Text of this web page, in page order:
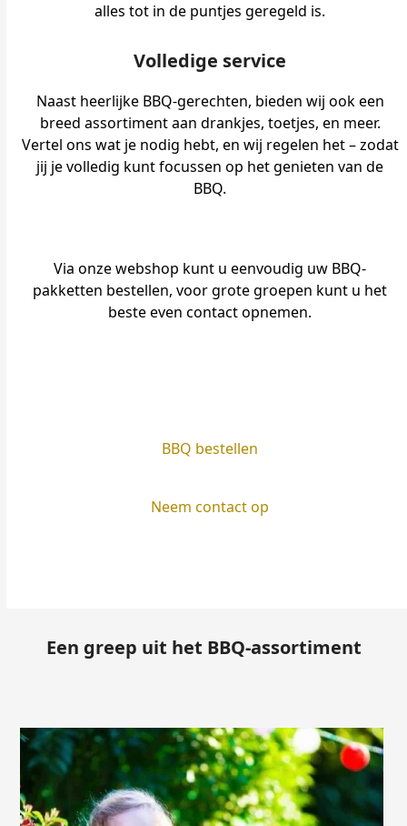
alles tot in de puntjes geregeld is.
Volledige service
Naast heerlijke BBQ-gerechten, bieden wij ook een
breed assortiment aan drankjes, toetjes, en meer.
Vertel ons wat je nodig hebt, en wij regelen het – zodat
jij je volledig kunt focussen op het genieten van de
BBQ.
Via onze webshop kunt u eenvoudig uw BBQ-
pakketten bestellen, voor grote groepen kunt u het
beste even contact opnemen.
BBQ bestellen
Neem contact op
Een greep uit het BBQ-assortiment
Use
the
left
and